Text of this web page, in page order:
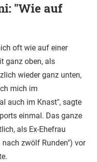
"Wie auf
oft wie auf einer
ganz oben, als
wieder ganz unten,
mich im
auch im Knast", sagte
einmal. Das ganze
als Ex-Ehefrau
zwölf Runden") vor